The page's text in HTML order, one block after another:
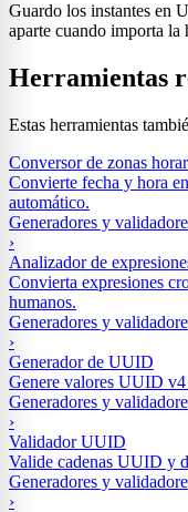
Guardo los instantes en
aparte cuando importa la
Herramientas
Estas herramientas
Conversor de zonas
Convierte fecha y hora
automático.
Generadores y
›
Analizador de
Convierta expresiones
humanos.
Generadores y
›
Generador de UUID
Genere valores UUID v4
Generadores y
›
Validador UUID
Valide cadenas UUID y
Generadores y
›